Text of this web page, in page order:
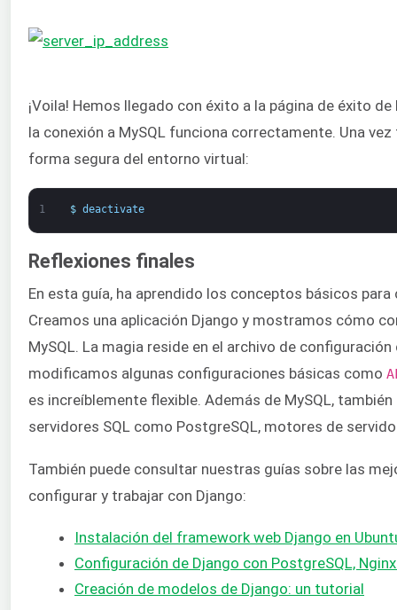
¡Voila! Hemos llegado con éxito a la página de éxito
la conexión a MySQL funciona correctamente. Una
forma segura del entorno virtual:
1 $ deactivate
Reflexiones finales
En esta guía, ha aprendido los conceptos básicos para
Creamos una aplicación Django y mostramos cómo
MySQL. La magia reside en el archivo de
modificamos algunas configuraciones básicas como
es increíblemente flexible. Además de MySQL,
servidores SQL como PostgreSQL, motores de
También puede consultar nuestras guías sobre las
configurar y trabajar con Django:
Instalación del framework web Django en
Configuración de Django con PostgreSQL,
Creación de modelos de Django: un tutorial